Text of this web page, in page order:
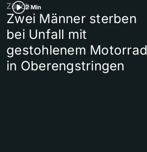
2 Min
Zürich
Zwei Männer sterben
bei Unfall mit
gestohlenem Motorrad
in Oberengstringen